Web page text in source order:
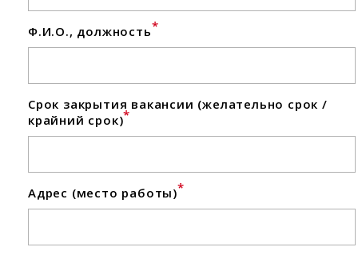
Ф.И.О., должность*
Срок закрытия вакансии (желательно срок /
крайний срок)*
Адрес (место работы)*